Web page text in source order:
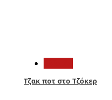
Τζακ ποτ στο Τζόκερ